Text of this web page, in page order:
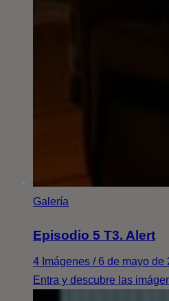
Galería
Episodio 5 T3. Alert
4 Imágenes / 6 de mayo de
Entra y descubre las